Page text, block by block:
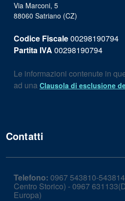
Via Marconi, 5
88060 Satriano (CZ)
Codice Fiscale00298190794
Partita IVA 00298190794
Le informazioni contenute in
ad una Clausola di esclusione
Contatti
Telefono: 0967 543810-
Centro Storico) - 0967
Europa)